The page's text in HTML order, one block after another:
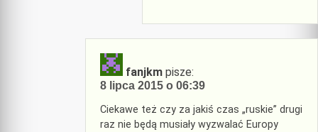
fanjkm pisze:
8 lipca 2015 o 06:39
Ciekawe też czy za jakiś czas „ruskie” drugi
raz nie będą musiały wyzwalać Europy